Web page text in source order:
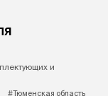
и
#Тюменская область